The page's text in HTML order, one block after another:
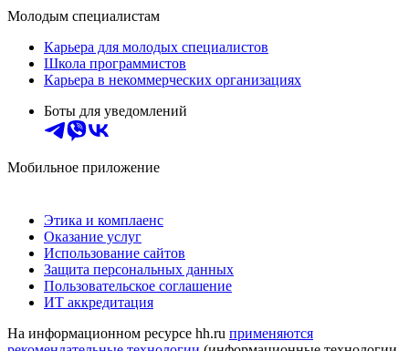
Молодым специалистам
Карьера для молодых специалистов
Школа программистов
Карьера в некоммерческих организациях
Боты для уведомлений
Мобильное приложение
Этика и комплаенс
Оказание услуг
Использование сайтов
Защита персональных данных
Пользовательское соглашение
ИТ аккредитация
На информационном ресурсе hh.ru применяются